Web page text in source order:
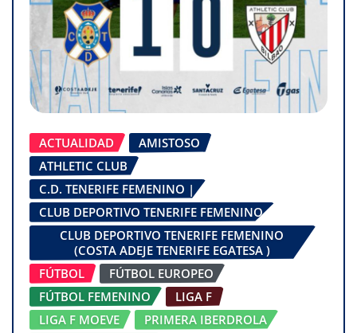
ACTUALIDAD
AMISTOSO
ATHLETIC CLUB
C.D. TENERIFE FEMENINO |
CLUB DEPORTIVO TENERIFE FEMENINO
CLUB DEPORTIVO TENERIFE FEMENINO
(COSTA ADEJE TENERIFE EGATESA )
FÚTBOL
FÚTBOL EUROPEO
FÚTBOL FEMENINO
LIGA F
LIGA F MOEVE
PRIMERA IBERDROLA